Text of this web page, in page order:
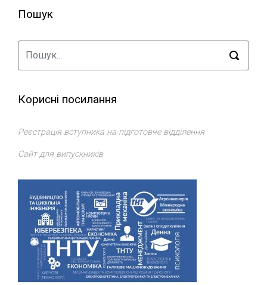
Пошук
Корисні посилання
Реєстрація вступника на підготовче відділення
Сайт для випускників